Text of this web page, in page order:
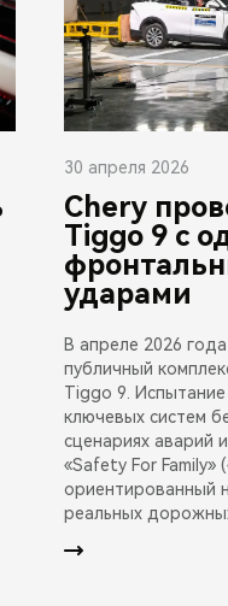
30 апреля 2026
Chery
Tiggo 9 с
ударами
В апреле 2026
публичный
Tiggo 9.
ключевых систем
сценариях аварий
«Safety For Family»
ориентированный
реальных